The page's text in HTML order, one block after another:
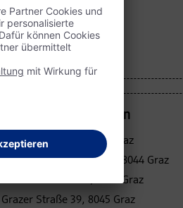
Teilnehmende Filialen
Jakominiplatz 12, 8010 Graz
Mariatroster Straße 373, 8044 Graz
Weinzöttlstraße 16, 8045 Graz
Grazer Straße 39, 8045 Graz